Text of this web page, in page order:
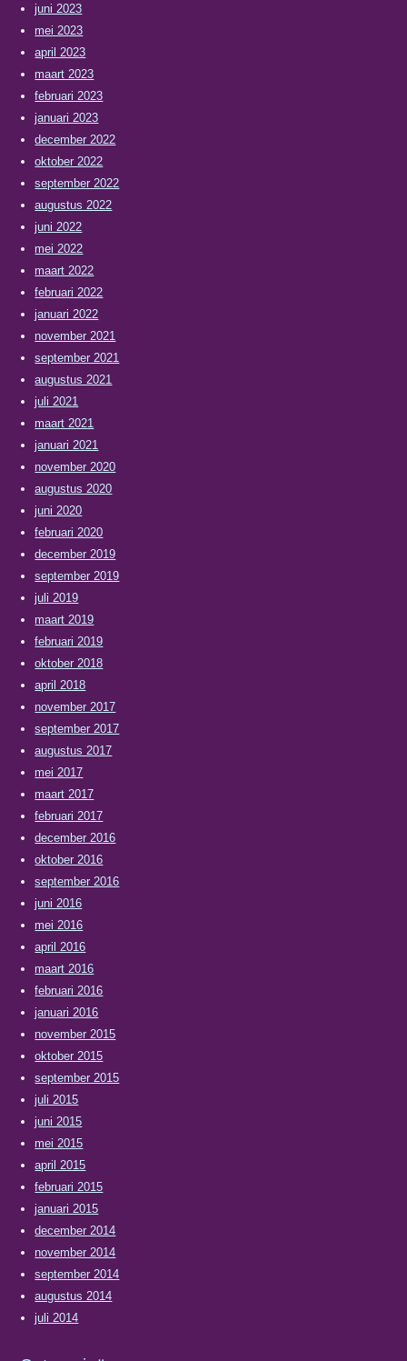
juni 2023
mei 2023
april 2023
maart 2023
februari 2023
januari 2023
december 2022
oktober 2022
september 2022
augustus 2022
juni 2022
mei 2022
maart 2022
februari 2022
januari 2022
november 2021
september 2021
augustus 2021
juli 2021
maart 2021
januari 2021
november 2020
augustus 2020
juni 2020
februari 2020
december 2019
september 2019
juli 2019
maart 2019
februari 2019
oktober 2018
april 2018
november 2017
september 2017
augustus 2017
mei 2017
maart 2017
februari 2017
december 2016
oktober 2016
september 2016
juni 2016
mei 2016
april 2016
maart 2016
februari 2016
januari 2016
november 2015
oktober 2015
september 2015
juli 2015
juni 2015
mei 2015
april 2015
februari 2015
januari 2015
december 2014
november 2014
september 2014
augustus 2014
juli 2014